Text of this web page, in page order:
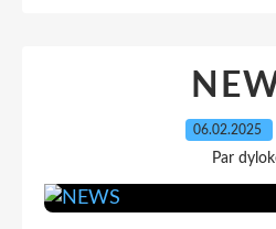
06.02.2025
Par